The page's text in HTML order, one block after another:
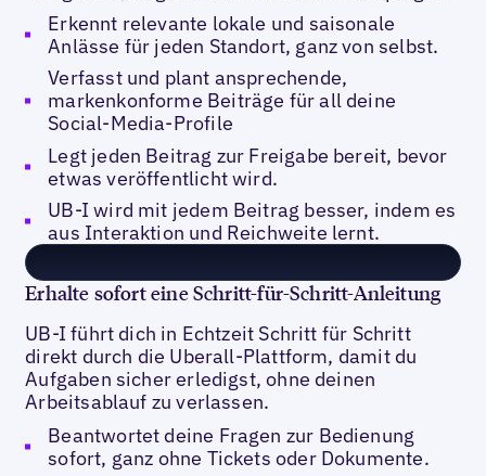
Erkennt relevante lokale und saisonale
Anlässe für jeden Standort, ganz von selbst.
Verfasst und plant ansprechende,
markenkonforme Beiträge für all deine
Social-Media-Profile
Legt jeden Beitrag zur Freigabe bereit, bevor
etwas veröffentlicht wird.
UB-I wird mit jedem Beitrag besser, indem es
aus Interaktion und Reichweite lernt.
Erhalte sofort eine Schritt-für-Schritt-Anleitung
UB-I führt dich in Echtzeit Schritt für Schritt
direkt durch die Uberall-Plattform, damit du
Aufgaben sicher erledigst, ohne deinen
Arbeitsablauf zu verlassen.
Beantwortet deine Fragen zur Bedienung
sofort, ganz ohne Tickets oder Dokumente.